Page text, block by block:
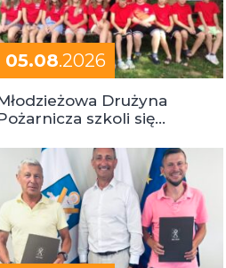
05.08.2026
Drużyna
szkoli się